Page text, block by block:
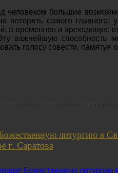
человеком большие
потерять самого главного:
а временное и преходящее
важнейшую способность
голосу совести,
литургию в
г. Саратова